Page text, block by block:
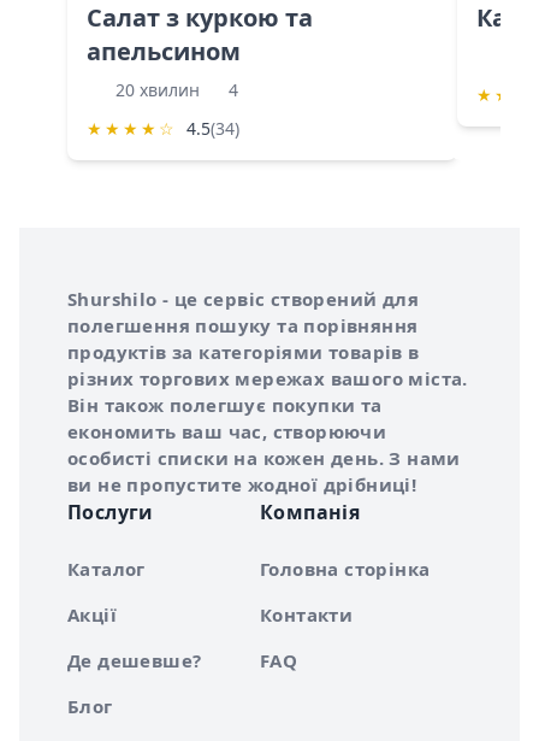
Салат з куркою та
апельсином
20 хвилин
4
★ ★ ★ ★ ☆ 4.5(34)
★ ★
Про сервіс Shurshilo
Shurshilo - це сервіс створений для
полегшення пошуку та порівняння
продуктів за категоріями товарів в
різних торгових мережах вашого міста.
Він також полегшує покупки та
економить ваш час, створюючи
особисті списки на кожен день. З нами
ви не пропустите жодної дрібниці!
Послуги
Каталог
Акції
Де дешевше?
Блог
Компанія
Головна сторінка
Контакти
FAQ